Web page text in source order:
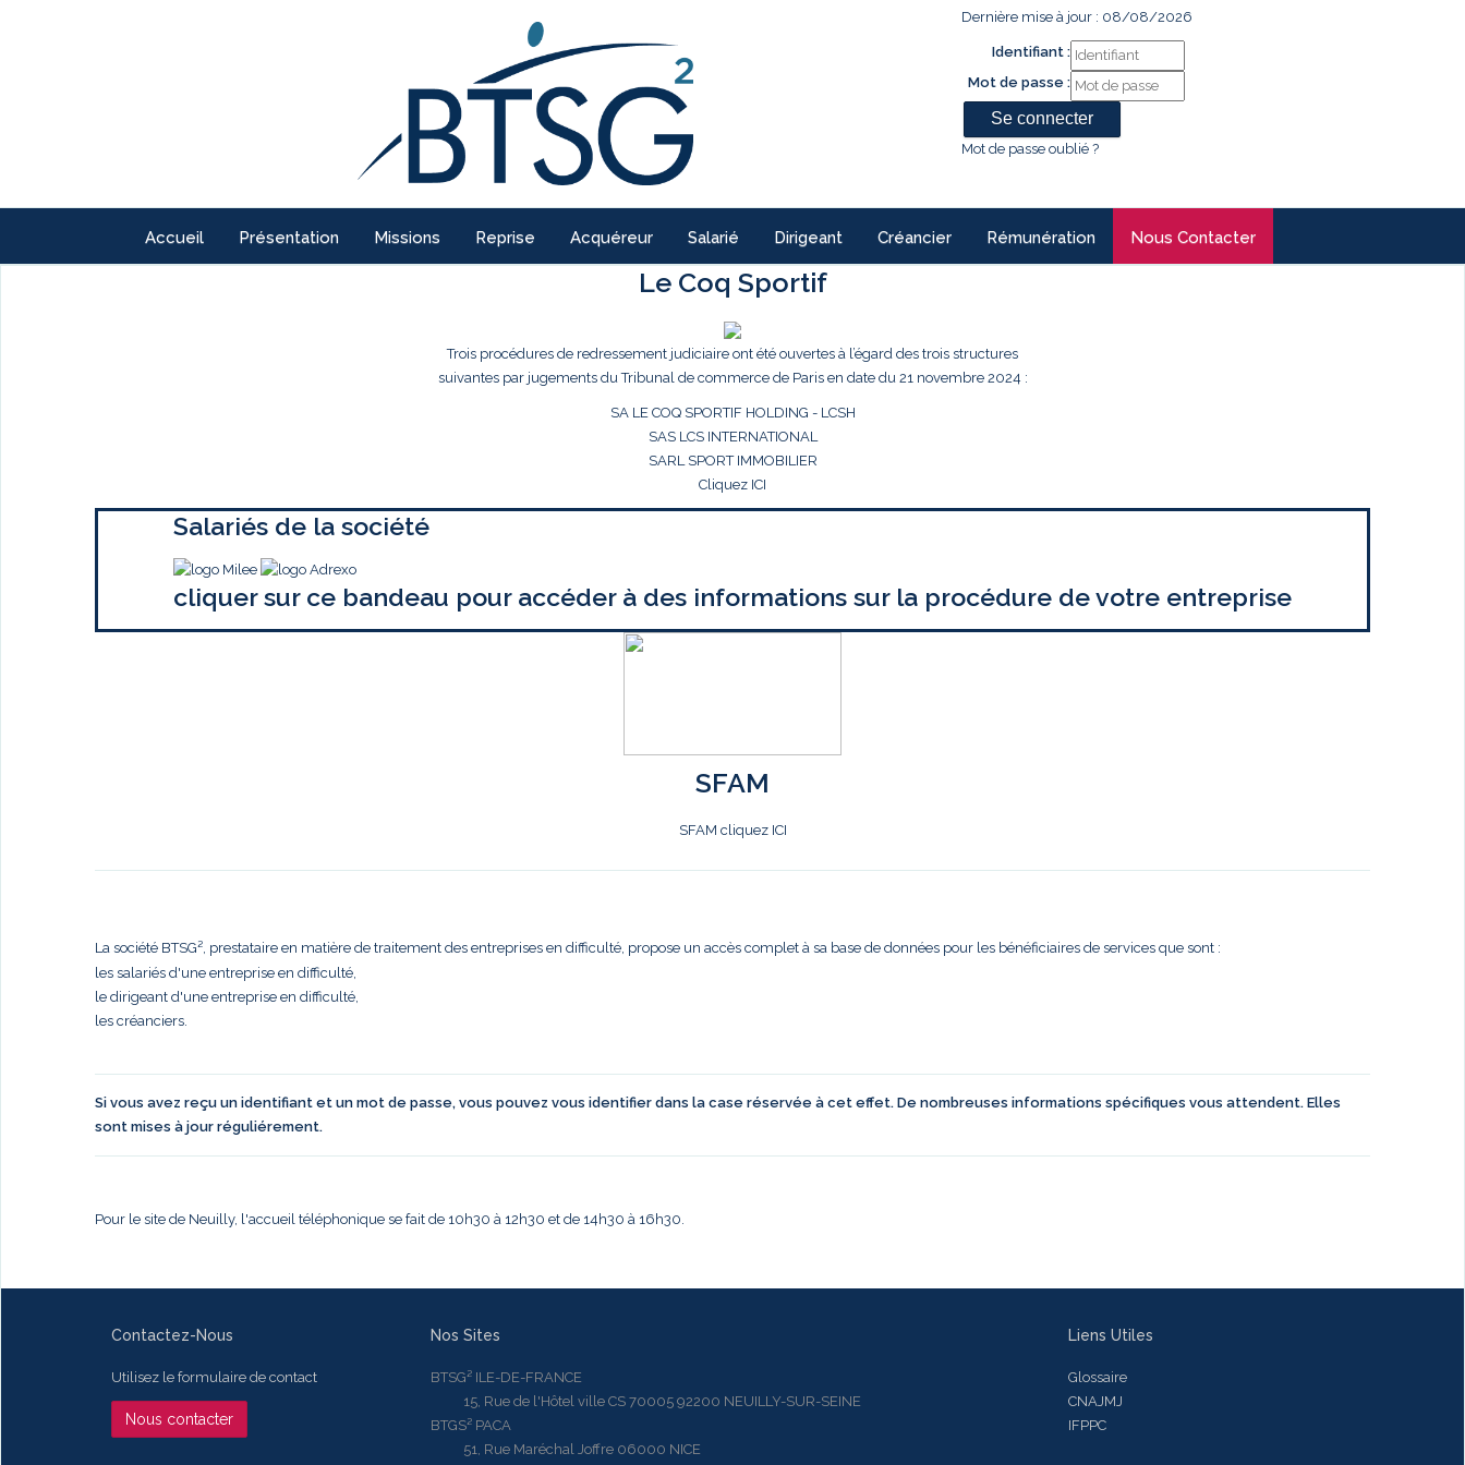
Dernière mise à jour : 08/08/2026
Identifiant :
Mot de passe :
Mot de passe oublié ?
Accueil Présentation Missions Reprise Acquéreur Salarié Dirigeant Créancier Rémunération Nous Contacter
Le Coq Sportif
Trois procédures de redressement judiciaire ont été ouvertes à l’égard des trois structures
suivantes par jugements du Tribunal de commerce de Paris en date du 21 novembre 2024 :
SA LE COQ SPORTIF HOLDING - LCSH
SAS LCS INTERNATIONAL
SARL SPORT IMMOBILIER
Cliquez ICI
Salariés de la société
cliquer sur ce bandeau pour accéder à des informations sur la procédure de votre entreprise
SFAM
SFAM cliquez ICI
La société BTSG², prestataire en matière de traitement des entreprises en difficulté, propose un accès complet à sa base de données pour les bénéficiaires de services que sont :
les salariés d'une entreprise en difficulté,
le dirigeant d'une entreprise en difficulté,
les créanciers.
Si vous avez reçu un identifiant et un mot de passe, vous pouvez vous identifier dans la case réservée à cet effet. De nombreuses informations spécifiques vous attendent. Elles
sont mises à jour réguliérement.
Pour le site de Neuilly, l'accueil téléphonique se fait de 10h30 à 12h30 et de 14h30 à 16h30.
Contactez-Nous
Utilisez le formulaire de contact
Nous contacter
Nos Sites
BTSG² ILE-DE-FRANCE
15, Rue de l'Hôtel ville CS 70005 92200 NEUILLY-SUR-SEINE
BTGS² PACA
51, Rue Maréchal Joffre 06000 NICE
Liens Utiles
Glossaire
CNAJMJ
IFPPC